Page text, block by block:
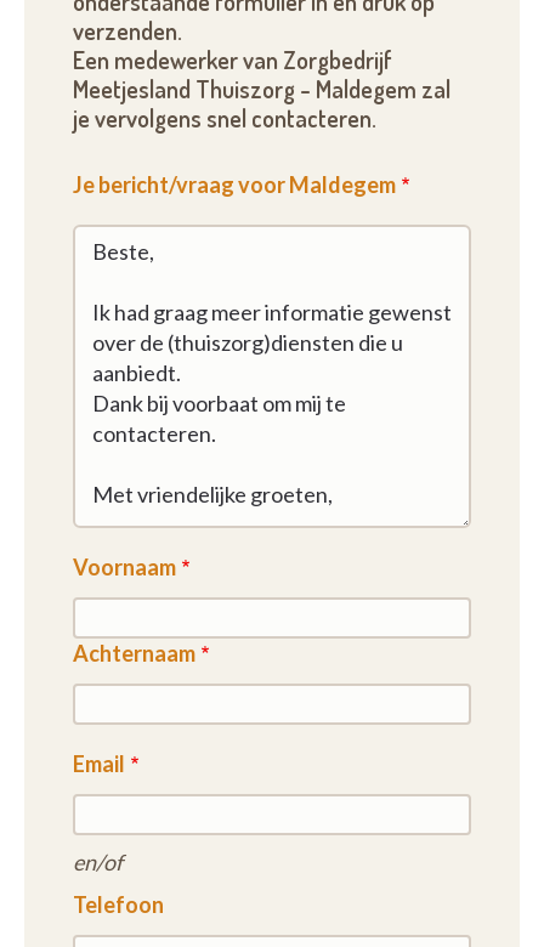
verzenden.
Een medewerker van Zorgbedrijf
Meetjesland Thuiszorg - Maldegem zal
je vervolgens snel contacteren.
Je bericht/vraag voor Maldegem
Voornaam
Achternaam
Email
en/of
Telefoon